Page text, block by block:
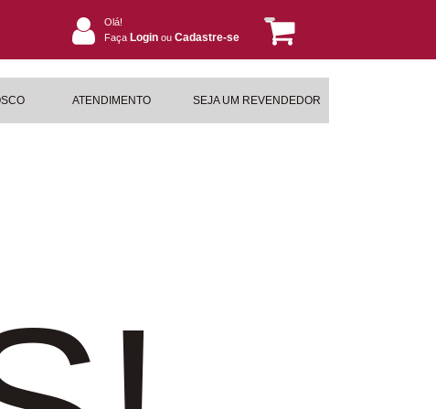
Olá!
Faça Login ou Cadastre-se
ATENDIMENTO SEJA UM REVENDEDOR